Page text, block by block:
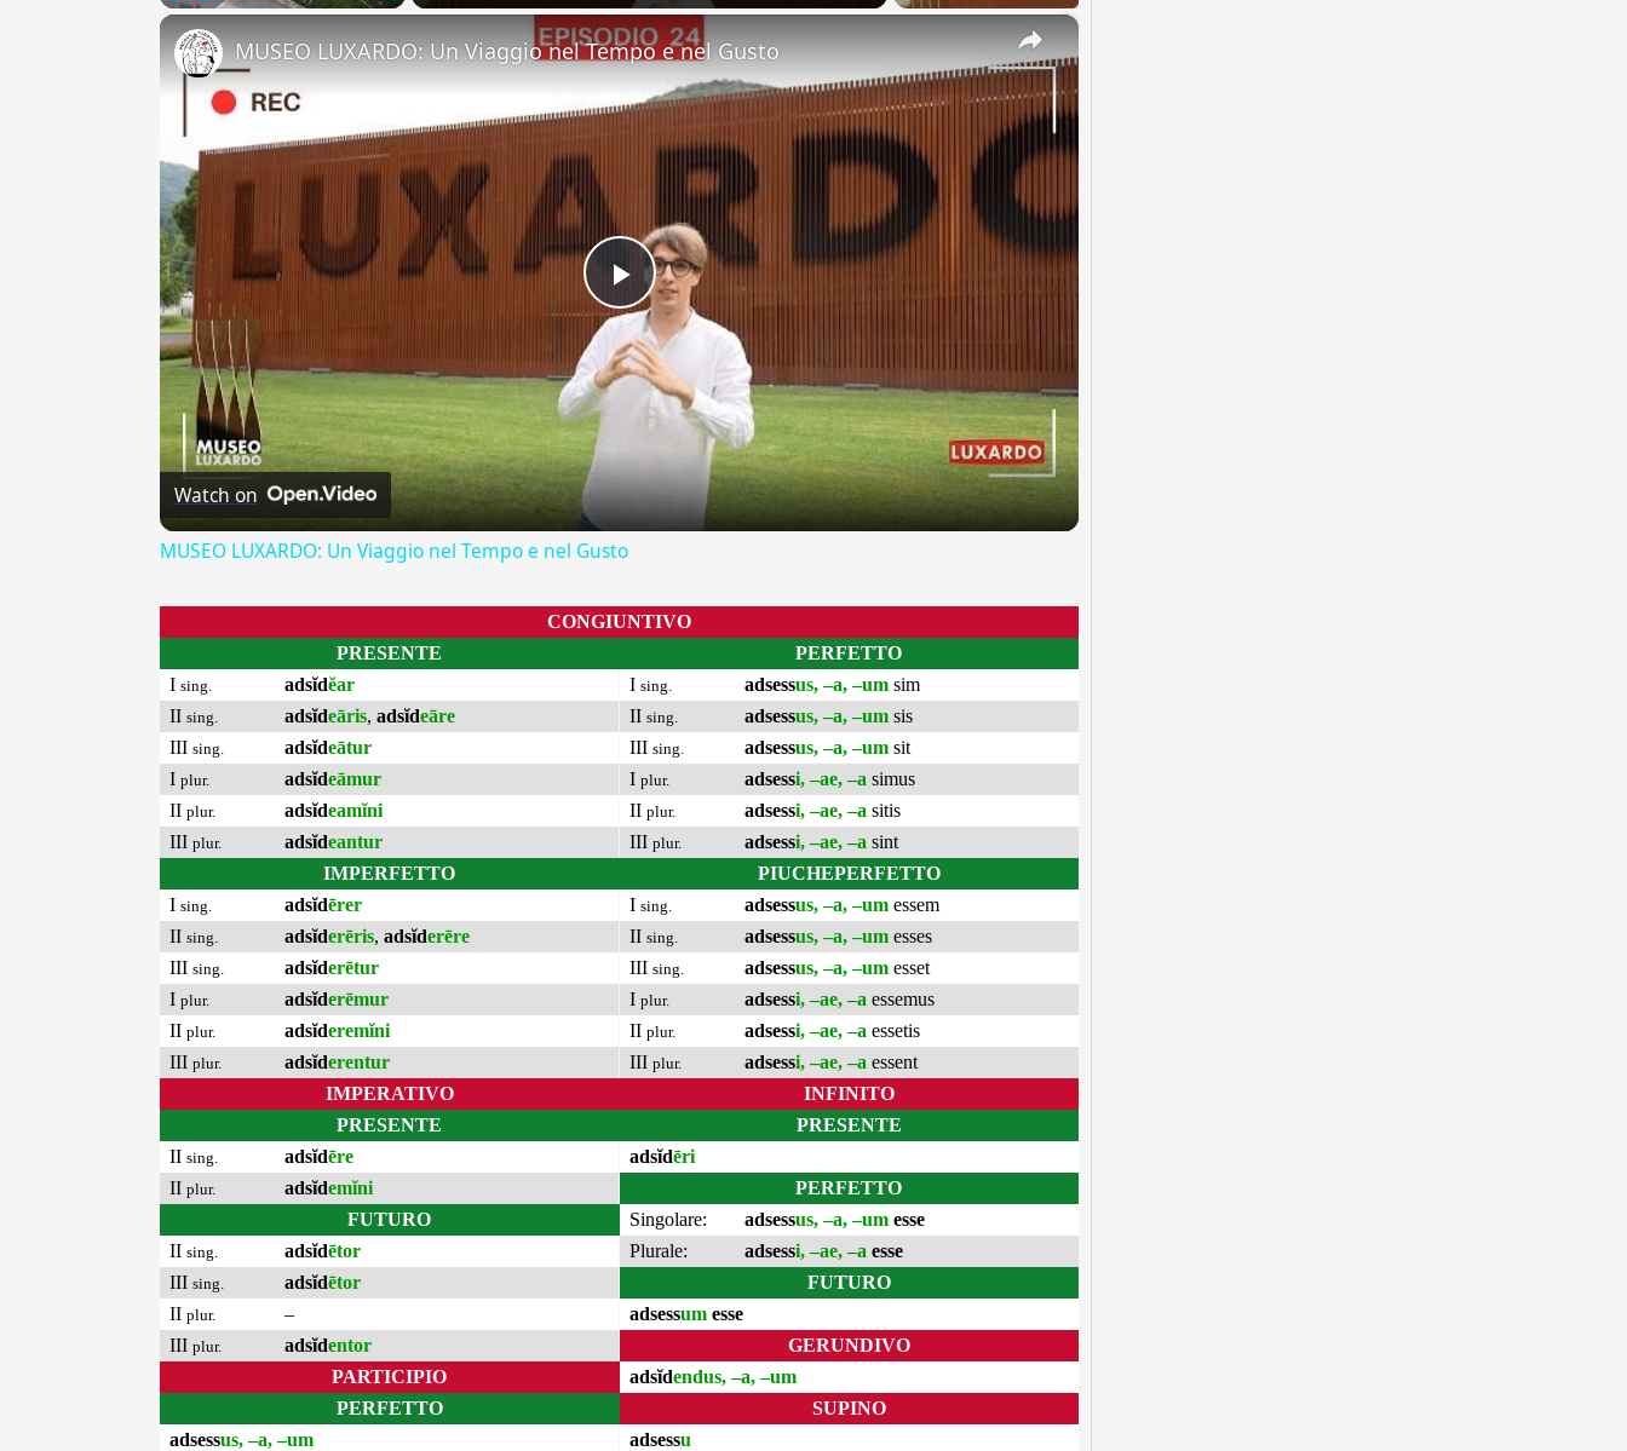
×
Play
Video
MUSEO LUXARDO: Un Viaggio nel Tempo e nel Gusto
Watch on
MUSEO LUXARDO: Un Viaggio nel Tempo e nel Gusto
CONGIUNTIVO
PRESENTE
I sing. adsĭdĕar
II sing. adsĭdeāris, adsĭdeāre
III sing. adsĭdeātur
I plur. adsĭdeāmur
II plur. adsĭdeamĭni
III plur. adsĭdeantur
IMPERFETTO
I sing. adsĭdērer
II sing. adsĭderēris, adsĭderēre
III sing. adsĭderētur
I plur. adsĭderēmur
II plur. adsĭderemĭni
III plur. adsĭderentur
PERFETTO
I sing. adsessus, –a, –um sim
II sing. adsessus, –a, –um sis
III sing. adsessus, –a, –um sit
I plur. adsessi, –ae, –a simus
II plur. adsessi, –ae, –a sitis
III plur. adsessi, –ae, –a sint
PIUCHEPERFETTO
I sing. adsessus, –a, –um essem
II sing. adsessus, –a, –um esses
III sing. adsessus, –a, –um esset
I plur. adsessi, –ae, –a essemus
II plur. adsessi, –ae, –a essetis
III plur. adsessi, –ae, –a essent
IMPERATIVO
PRESENTE
II sing. adsĭdēre
II plur. adsĭdemĭni
FUTURO
II sing. adsĭdētor
III sing. adsĭdētor
II plur.
–
III plur. adsĭdentor
PARTICIPIO
PERFETTO
adsessus, –a, –um
INFINITO
PRESENTE
adsĭdēri
PERFETTO
Singolare:
adsessus, –a, –um esse
Plurale:
adsessi, –ae, –a esse
FUTURO
adsessum esse
GERUNDIVO
adsĭdendus, –a, –um
SUPINO
adsessu